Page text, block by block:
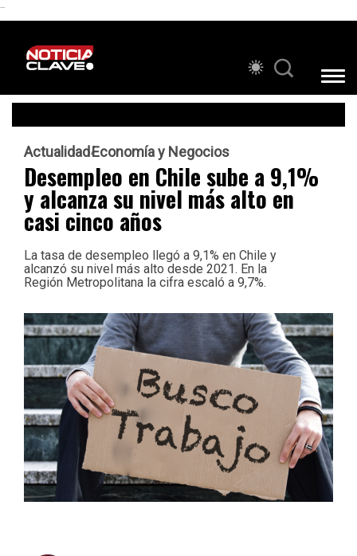
```
ActualidadEconomía y Negocios
Desempleo en Chile sube a 9,1%
y alcanza su nivel más alto en
casi cinco años
La tasa de desempleo llegó a 9,1% en Chile y
alcanzó su nivel más alto desde 2021. En la
Región Metropolitana la cifra escaló a 9,7%.